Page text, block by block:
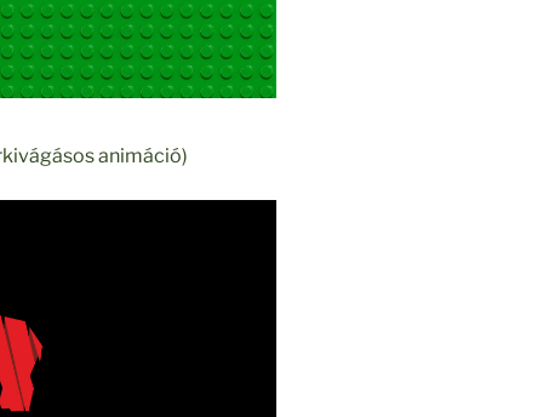
animáció)